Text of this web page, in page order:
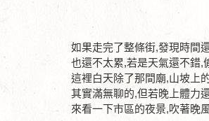
如果走完了整條街,發現時間
也還不太累,若是天氣還不錯,
這裡白天除了那間廟,山坡上
其實滿無聊的,但若晚上體力
來看一下市區的夜景,吹著晚